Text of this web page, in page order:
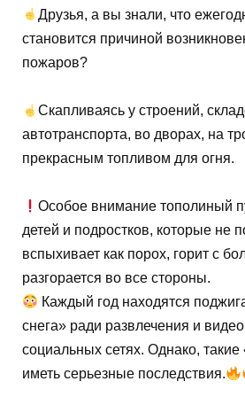
Друзья, а вы знали, что
становится причиной
пожаров?
Скапливаясь у строений,
автотранспорта, во дворах, на
прекрасным топливом для огня.
Особое внимание тополиный
детей и подростков, которые не
вспыхивает как порох, горит с
разгорается во все стороны.
Каждый год находятся
снега» ради развлечения и
социальных сетях. Однако,
иметь серьезные последствия.